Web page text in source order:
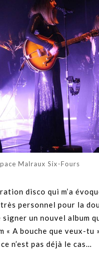
Malraux Six-Fours
disco qui m’a
personnel pour la
un nouvel album
« A bouche que veux-
n’est pas déjà le cas…